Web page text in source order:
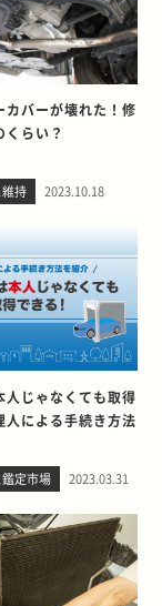
カバーが壊れた！修
らい？
持 2023.10.18
人じゃなくても取得
人による手続き方法
定市場 2023.03.31